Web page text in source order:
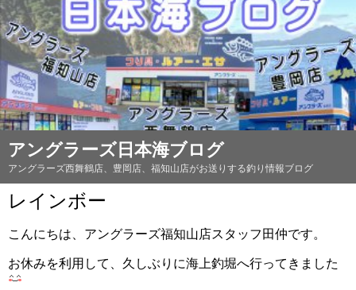
アングラーズ日本海ブログ
アングラーズ西舞鶴店、豊岡店、福知山店がお送りする釣り情報ブログ
レインボー
こんにちは、アングラーズ福知山店スタッフ田仲です。
お休みを利用して、久しぶりに海上釣堀へ行ってきました